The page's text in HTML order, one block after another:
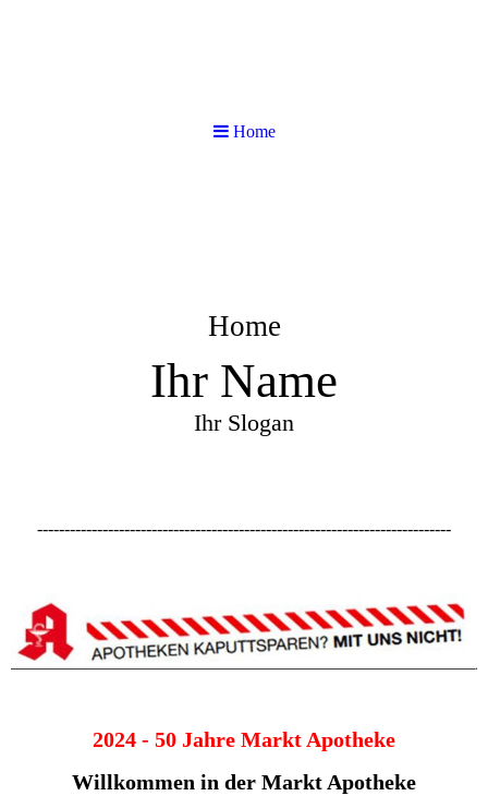
Home
Ihr Name
Ihr Slogan
----------------------------------------------------------------------------
2024 - 50 Jahre Markt Apotheke
Willkommen in der Markt Apotheke
Home